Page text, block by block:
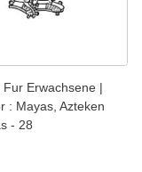
Fur Erwachsene |
: Mayas, Azteken
- 28